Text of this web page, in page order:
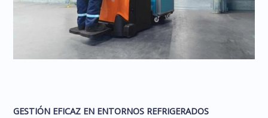
GESTIÓN EFICAZ EN ENTORNOS REFRIGERADOS